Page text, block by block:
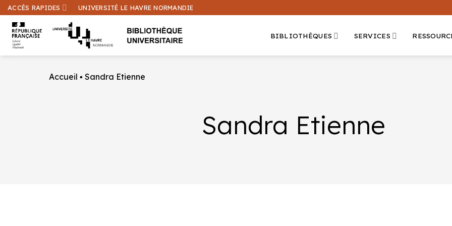
Passer
au
contenu
ACCÈS RAPIDES UNIVERSITÉ LE HAVRE NORMANDIE
BIBLIOTHÈQUES SERVICES
Accueil ▪Sandra Etienne
Sandra Etienne